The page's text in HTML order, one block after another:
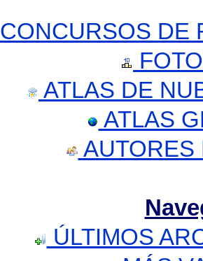
CONCURSOS DE
ATLAS DE
ATLAS
AUTORES
ÚLTIMOS